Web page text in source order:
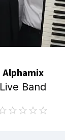
Alphamix
Live Band